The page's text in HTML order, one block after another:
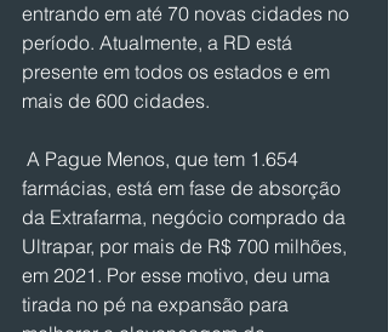
entrando em até 70 novas cidades no
período. Atualmente, a RD está
presente em todos os estados e em
mais de 600 cidades.
farmácias, está em fase de absorção
da Extrafarma, negócio comprado da
Ultrapar, por mais de R$ 700 milhões,
em 2021. Por esse motivo, deu uma
tirada no pé na expansão para